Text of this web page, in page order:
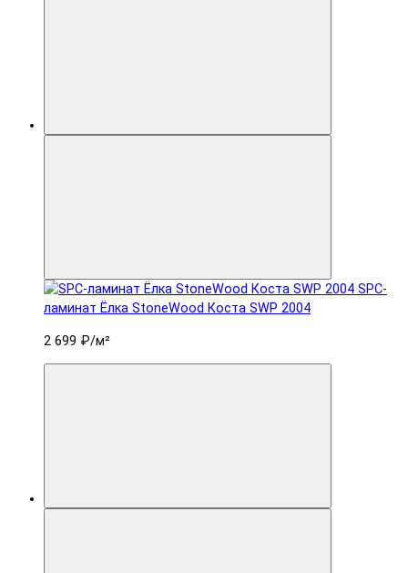
SPC-
ламинат Ëлка StoneWood Коста SWP 2004
2 699 ₽/м²